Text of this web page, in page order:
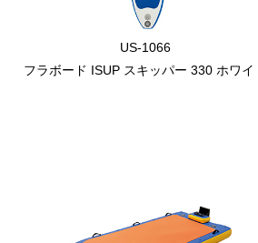
US-1066
フラボード ISUP スキッパー 330 ホワイ